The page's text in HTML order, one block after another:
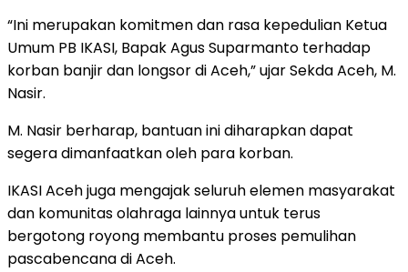
“Ini merupakan komitmen dan rasa kepedulian Ketua
Umum PB IKASI, Bapak Agus Suparmanto terhadap
korban banjir dan longsor di Aceh,” ujar Sekda Aceh, M.
Nasir.
M. Nasir berharap, bantuan ini diharapkan dapat
segera dimanfaatkan oleh para korban.
IKASI Aceh juga mengajak seluruh elemen masyarakat
dan komunitas olahraga lainnya untuk terus
bergotong royong membantu proses pemulihan
pascabencana di Aceh.